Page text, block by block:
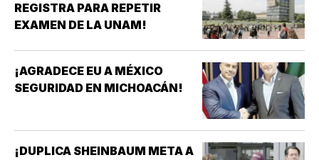
REGISTRA PARA REPETIR
EXAMEN DE LA UNAM!
¡AGRADECE EU A MÉXICO
SEGURIDAD EN MICHOACÁN!
¡DUPLICA SHEINBAUM META A